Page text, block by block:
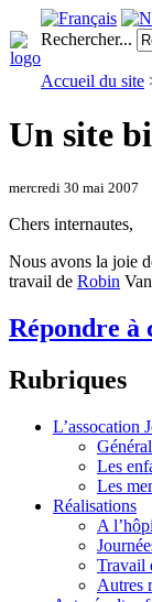
Rechercher...
Accueil du site
Un site
mercredi 30 mai 2007
Chers internautes,
Nous avons la joie
travail de Robin
Répondre à
Rubriques
L’assocation
Les
Les
Réalisations
A
Travail
Autres